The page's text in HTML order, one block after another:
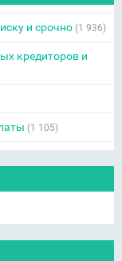
и срочно (1 936)
кредиторов и
(1 105)